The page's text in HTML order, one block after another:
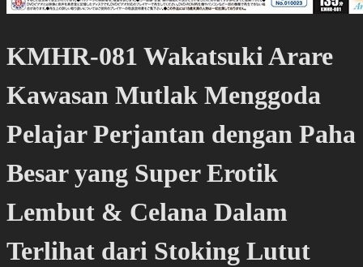
KMHR-081 Wakatsuki Arare
Kawasan Mutlak Menggoda
Pelajar Perjantan dengan Paha
Besar yang Super Erotik
Lembut & Celana Dalam
Terlihat dari Stoking Lutut